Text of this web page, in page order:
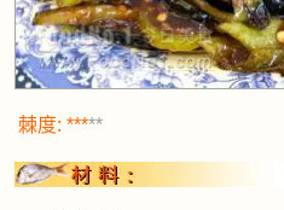
棘度: *****